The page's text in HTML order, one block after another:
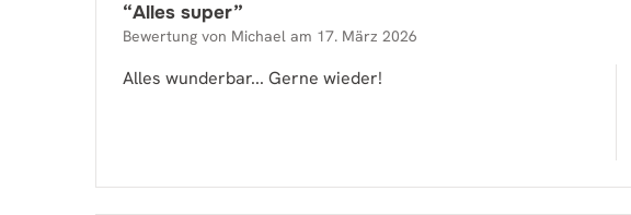
“Alles super”
Bewertung von Michael am 17. März 2026
Alles wunderbar... Gerne wieder!